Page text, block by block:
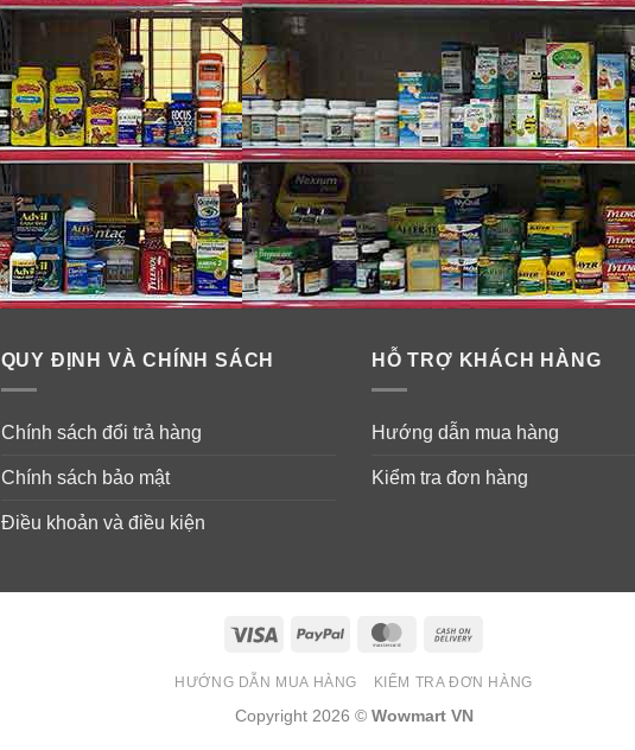
QUY ĐỊNH VÀ CHÍNH SÁCH
Chính sách đổi trả hàng
Chính sách bảo mật
Điều khoản và điều kiện
HỖ TRỢ KHÁCH HÀNG
Hướng dẫn mua hàng
Kiểm tra đơn hàng
Visa PayPal MasterCard
Delivery
HƯỚNG DẪN MUA HÀNG KIỂM TRA ĐƠN HÀNG
Copyright 2026 © Wowmart VN